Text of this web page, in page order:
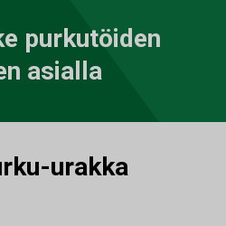
purkutöiden
asialla
urakka